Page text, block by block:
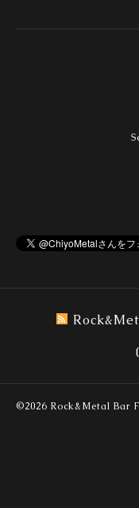
©2026 Rock&Metal Bar